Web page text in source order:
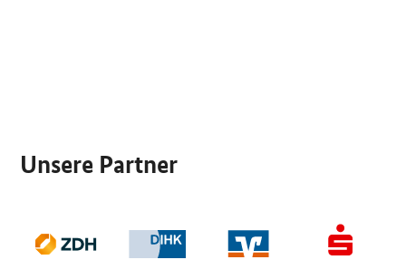
Unsere Partner